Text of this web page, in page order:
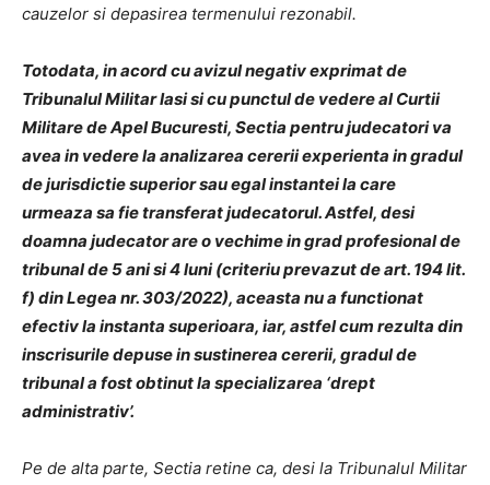
cauzelor si depasirea termenului rezonabil.
Totodata, in acord cu avizul negativ exprimat de
Tribunalul Militar Iasi si cu punctul de vedere al Curtii
Militare de Apel Bucuresti, Sectia pentru judecatori va
avea in vedere la analizarea cererii experienta in gradul
de jurisdictie superior sau egal instantei la care
urmeaza sa fie transferat judecatorul. Astfel, desi
doamna judecator are o vechime in grad profesional de
tribunal de 5 ani si 4 luni (criteriu prevazut de art. 194 lit.
f) din Legea nr. 303/2022), aceasta nu a functionat
efectiv la instanta superioara, iar, astfel cum rezulta din
inscrisurile depuse in sustinerea cererii, gradul de
tribunal a fost obtinut la specializarea ‘drept
administrativ’.
Pe de alta parte, Sectia retine ca, desi la Tribunalul Militar